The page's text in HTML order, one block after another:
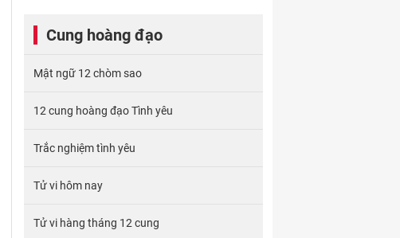
Cung hoàng đạo
Mật ngữ 12 chòm sao
12 cung hoàng đạo Tình yêu
Trắc nghiệm tình yêu
Tử vi hôm nay
Tử vi hàng tháng 12 cung